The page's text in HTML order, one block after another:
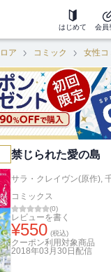
はじめて 会員
ア コミック 女性コ
禁じられた愛の島
サラ・クレイヴン(原作),
コミックス
(0)
レビューを書く
¥550 (税込)
クーポン利用対象商品
2018年03月30日 配信